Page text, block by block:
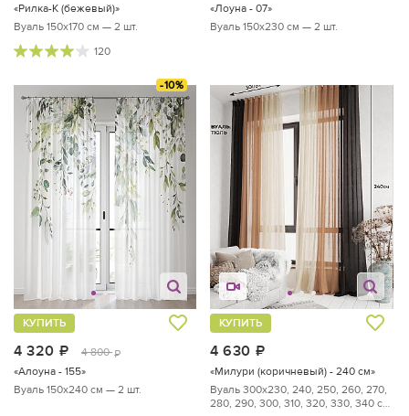
«Рилка-К (бежевый)»
Вуаль 150х170 см — 2 шт.
120
«Лоуна - 07»
Вуаль 150х230 см — 2 шт.
-10%
4 320 руб.
4 800 руб.
КУПИТЬ
«Алоуна - 155»
Вуаль 150х240 см — 2 шт.
4 630
КУПИТЬ
«Милури (коричневый) - 240 см»
Вуаль 300х230, 240, 250, 260, 270,
280, 290, 300, 310, 320, 330, 340 см